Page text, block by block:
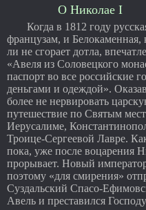
О Николае I
Когда в 1812 году
французам, и Белокаменная,
ли не сгорает дотла,
«Авеля из Соловецкого
паспорт во все российские
деньгами и одеждой».
более не нервировать
путешествие по Святым
Иерусалиме,
Троице-Сергеевой Лавре.
пока, уже после воцарения
прорывает. Новый
поэтому «для смирения»
Суздальский Спасо-
Авель и преставился